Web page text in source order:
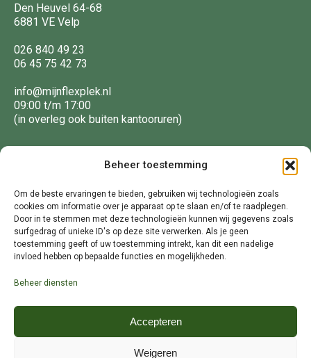
Beheer toestemming
Om de beste ervaringen te bieden, gebruiken wij technologieën zoals
cookies om informatie over je apparaat op te slaan en/of te raadplegen.
Door in te stemmen met deze technologieën kunnen wij gegevens zoals
surfgedrag of unieke ID's op deze site verwerken. Als je geen
toestemming geeft of uw toestemming intrekt, kan dit een nadelige
invloed hebben op bepaalde functies en mogelijkheden.
Beheer diensten
Accepteren
Weigeren
Den Heuvel 64-68
6881 VE Velp
026 840 49 23
06 45 75 42 73
info@mijnflexplek.nl
09:00 t/m 17:00
(in overleg ook buiten kantooruren)
f in